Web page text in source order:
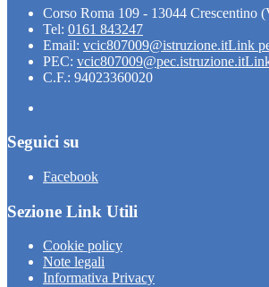
Corso Roma 109 - 13044 Crescentino
Tel: 0161 843247
Email: vcic807009@istruzione.itLink
PEC: vcic807009@pec.istruzione.it
C.F.: 94023360020
Seguici su
Facebook
Sezione Link Utili
Cookie policy
Note legali
Informativa Privacy